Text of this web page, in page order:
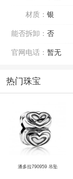
材质： 银
能否拆卸： 否
官网电话： 暂无
热门珠宝
潘多拉790959 吊坠